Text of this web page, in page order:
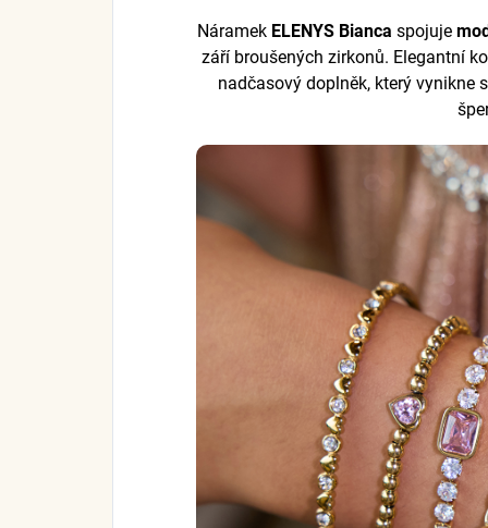
Náramek ELENYS Bianca spojuje
září broušených zirkonů. Elegantní
nadčasový doplněk, který